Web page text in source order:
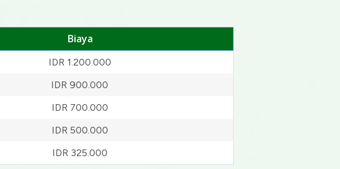
Biaya
IDR 1.200.000
IDR 900.000
IDR 700.000
IDR 500.000
IDR 325.000